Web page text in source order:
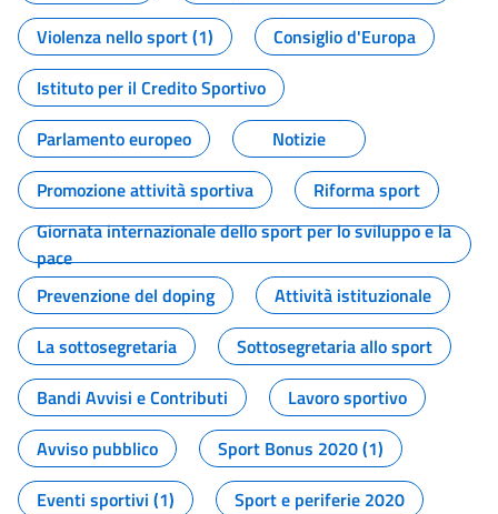
Violenza nello sport (1)
Consiglio d'Europa
Istituto per il Credito Sportivo
Parlamento europeo
Notizie
Promozione attività sportiva
Riforma sport
Giornata internazionale dello sport per lo sviluppo e la
pace
Prevenzione del doping
Attività istituzionale
La sottosegretaria
Sottosegretaria allo sport
Bandi Avvisi e Contributi
Lavoro sportivo
Avviso pubblico
Sport Bonus 2020 (1)
Eventi sportivi (1)
Sport e periferie 2020